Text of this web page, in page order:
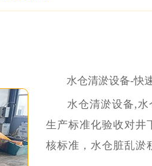
水仓清淤设备-快
水仓清淤设备,
生产标准化验收对井
核标准，水仓脏乱淤